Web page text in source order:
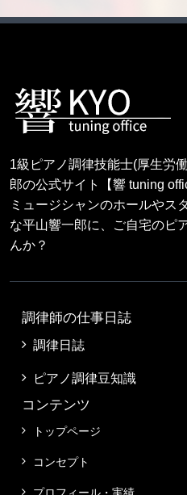
1級ピアノ調律技能士(厚生労
郎の公式サイト【響 tuning
ミュージシャンのホールやス
な平山響一郎に、ご自宅のピ
んか？
調律師の仕事日誌
調律日誌
ピアノ調律豆知識
コンテンツ
トップページ
コンセプト